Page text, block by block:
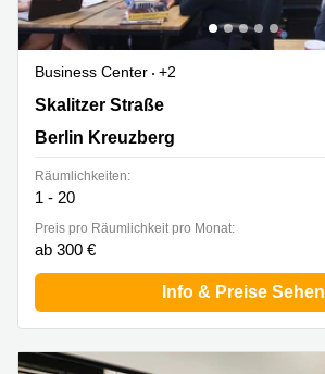
Business Center
+2
Skalitzer Straße 104, Berlin Kreuzberg
Skalitzer Straße
Berlin Kreuzberg
Räumlichkeiten:
1 - 20
Preis pro Räumlichkeit pro Monat:
ab 300 €
Info & Preise Sehen